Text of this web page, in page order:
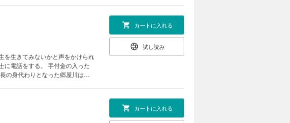
話 謎の男
妄想
を生きてみないかと声をかけられ
電話をする。 手付金の入った
カートに入れる
試し読み
カートに入れる